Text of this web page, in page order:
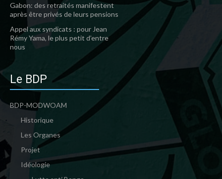
Gabon: des retraités manifestent
après être privés de leurs pensions
Appel aux syndicats : pour Jean
Rémy Yama, le plus petit d’entre
nous
Le BDP
BDP-MODWOAM
Historique
Les Organes
Projet
Idéologie